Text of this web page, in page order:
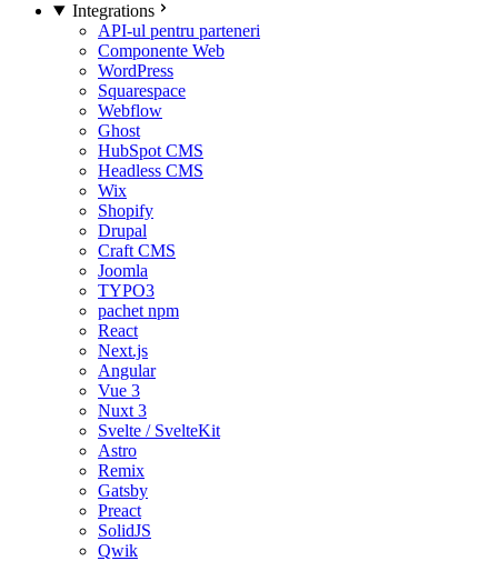
Integrations
API-ul pentru parteneri
Componente Web
WordPress
Squarespace
Webflow
Ghost
HubSpot CMS
Headless CMS
Wix
Shopify
Drupal
Craft CMS
Joomla
TYPO3
pachet npm
React
Next.js
Angular
Vue 3
Nuxt 3
Svelte / SvelteKit
Astro
Remix
Gatsby
Preact
SolidJS
Qwik